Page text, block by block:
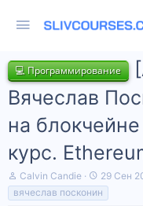
💻 Программирование
Вячеслав
на
курс.
А
в
т
Calvin Candie
Д
а
т
29 Сен
вячеслав посконин